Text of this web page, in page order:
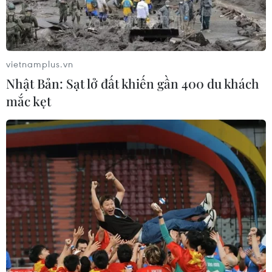
một phụ huynh bày tỏ băn khoăn khi một số
trường đại học yêu cầu thí sinh phải xác nhận
trúng tuyển. Về vấn đề này, bà Thủy cho hay
giáo dục đại học khác giáo dục phổ thông khi
các trường có quyền tự chủ rất cao. Quy trình
xét tuyển là quyền riêng của mỗi trường, Bộ
Giáo dục và Đào tạo không có quyền can thiệp.
Vì vậy, nếu trường yêu cầu xác nhận, thí sinh
nên xác nhận theo yêu cầu để đảm bảo đủ điều
kiện trúng tuyển sớm vào trường. Tuy nhiên,
khi đăng ký nguyện vọng xét tuyển lên hệ
thống, thí sinh có quyền lựa chọn ngành nào,
trường nào mình mong muốn theo học nhất thì
đặt lên trên.
“Việc các trường yêu cầu xác nhận nhằm hạn
vietnamplus.vn
Nhật Bản: Sạt lở đất khiến gần 400 du khách
mắc kẹt